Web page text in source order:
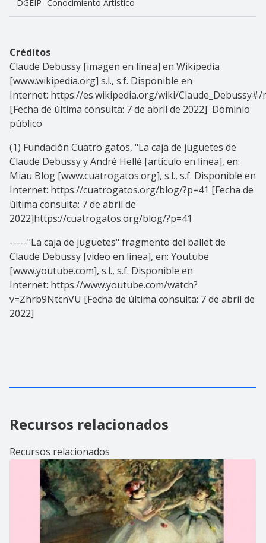
DGEIP- Conocimiento Artístico
Créditos
Claude Debussy [imagen en línea] en Wikipedia
[www.wikipedia.org] s.l., s.f. Disponible en
Internet: https://es.wikipedia.org/wiki/Claude_Debussy#/
[Fecha de última consulta: 7 de abril de 2022] Dominio
público
(1) Fundación Cuatro gatos, "La caja de juguetes de
Claude Debussy y André Hellé [artículo en línea], en:
Miau Blog [www.cuatrogatos.org], s.l., s.f. Disponible en
Internet: https://cuatrogatos.org/blog/?p=41 [Fecha de
última consulta: 7 de abril de
2022]https://cuatrogatos.org/blog/?p=41
-----"La caja de juguetes" fragmento del ballet de
Claude Debussy [video en línea], en: Youtube
[www.youtube.com], s.l., s.f. Disponible en
Internet: https://www.youtube.com/watch?
v=Zhrb9NtcnVU [Fecha de última consulta: 7 de abril de
2022]
Recursos relacionados
Recursos relacionados